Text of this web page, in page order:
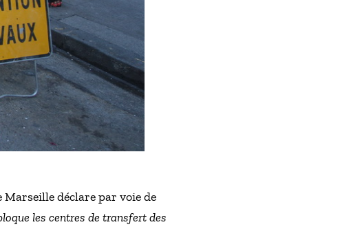
déclare par voie de
les centres de transfert des